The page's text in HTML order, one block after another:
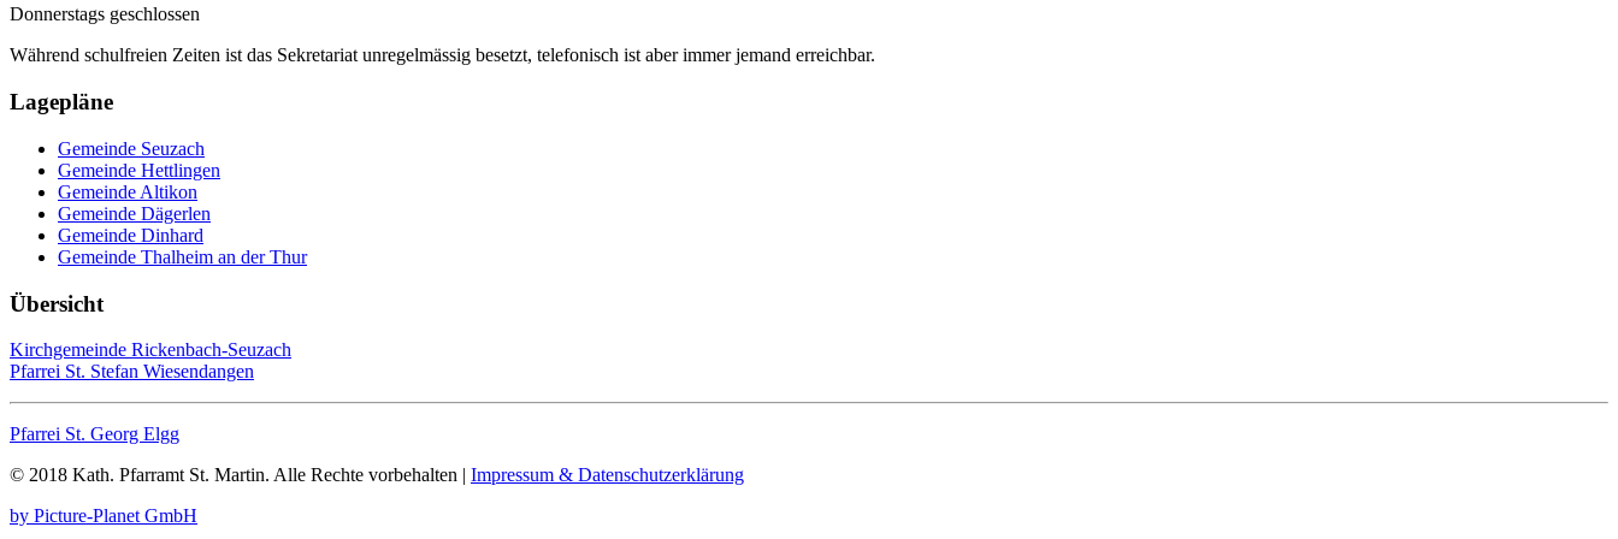
Donnerstags geschlossen
Während schulfreien Zeiten ist das Sekretariat unregelmässig besetzt, telefonisch ist aber immer jemand erreichbar.
Lagepläne
Gemeinde Seuzach
Gemeinde Hettlingen
Gemeinde Altikon
Gemeinde Dägerlen
Gemeinde Dinhard
Gemeinde Thalheim an der Thur
Übersicht
Kirchgemeinde Rickenbach-Seuzach
Pfarrei St. Stefan Wiesendangen
Pfarrei St. Georg Elgg
© 2018 Kath. Pfarramt St. Martin. Alle Rechte vorbehalten | Impressum & Datenschutzerklärung
by Picture-Planet GmbH